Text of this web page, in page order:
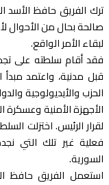
ترك الفريق حافظ الأسد
صالحة بحال من الأحوال
لبقاء الأمر الواقع.
فقد أقام سلطته على
قبل مدنية، واعتمد مبدأ
الحزب والأيديولوجية
الأجهزة الأمنية
لقرار الرئيس. اختزلت
فعلية غير تلك التي
السورية.
استعمل الفريق حافظ